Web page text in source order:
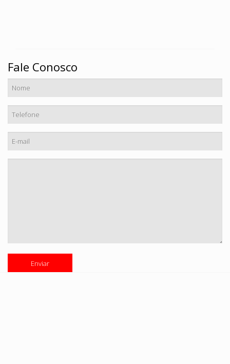
Fale Conosco